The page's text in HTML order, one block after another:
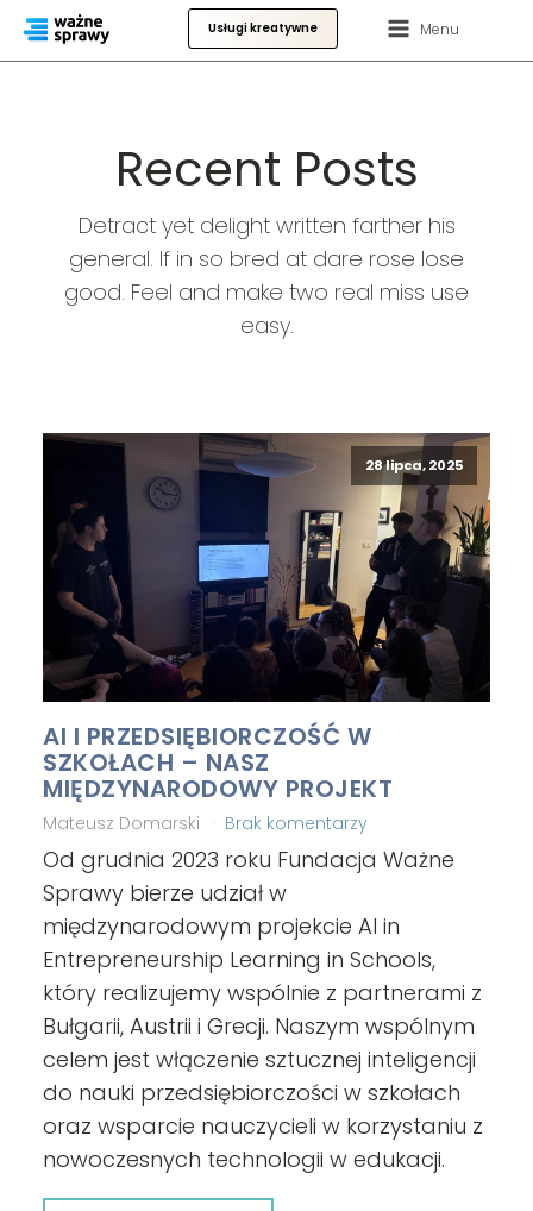
Usługi kreatywne Menu
Recent Posts
Detract yet delight written farther his
general. If in so bred at dare rose lose
good. Feel and make two real miss use
easy.
28 lipca, 2025
AI I PRZEDSIĘBIORCZOŚĆ W
SZKOŁACH – NASZ
MIĘDZYNARODOWY PROJEKT
Mateusz Domarski Brak komentarzy
Od grudnia 2023 roku Fundacja Ważne
Sprawy bierze udział w
międzynarodowym projekcie AI in
Entrepreneurship Learning in Schools,
który realizujemy wspólnie z partnerami z
Bułgarii, Austrii i Grecji. Naszym wspólnym
celem jest włączenie sztucznej inteligencji
do nauki przedsiębiorczości w szkołach
oraz wsparcie nauczycieli w korzystaniu z
nowoczesnych technologii w edukacji.